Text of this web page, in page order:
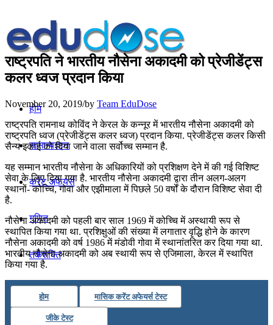
होम
सामान्यज्ञान
करेंट अफेयर्स
गणित
तर्कशक्ति
कंप्यूटर
राष्‍ट्रपति ने भारतीय नौसेना अकादमी को प्रेजीडेंट्स
कलर ध्‍वज प्रदान किया
November 20, 2019/by Team EduDose
राष्‍ट्रपति रामनाथ कोविंद ने केरल के कन्‍नूर में भारतीय नौसेना अकादमी को
राष्‍ट्रपति ध्‍वज (प्रेजीडेंट्स कलर ध्‍वज) प्रदान किया. प्रेजीडेंट्स कलर किसी
सैन्य इकाई को दिया जाने वाला सर्वोच्‍च सम्‍मान है.
यह सम्मान भारतीय नौसेना के अधिकारियों को प्रशिक्षण देने में की गई विशिष्‍ट
सेवा के लिए दिया गया है. भारतीय नौसेना अकादमी द्वारा तीन अलग-अलग
स्थानों- कोच्चि, गोवा और एझीमाला में पिछले 50 वर्षों के दौरान विशिष्‍ट सेवा दी
है.
नौसेना अकादमी को पहली बार साल 1969 में कोच्चि में अस्थायी रूप से
स्थापित किया गया था. प्रशिक्षुओं की संख्‍या में लगातार वृद्धि होने के कारण
नौसेना अकादमी को वर्ष 1986 में मंडोवी गोवा में स्थानांतरित कर दिया गया था.
भारतीय नौसेना अकादमी को अब स्थायी रूप से एजिमाला, केरल में स्‍थापित
किया गया है.
होम मासिक करेंट अफेयर्स टेस्ट
जीके टेस्ट